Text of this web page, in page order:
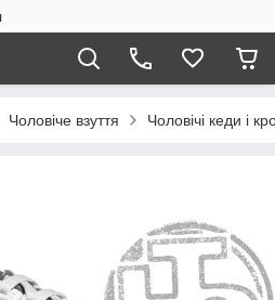
Чоловіче взуття Чоловічі кеди і